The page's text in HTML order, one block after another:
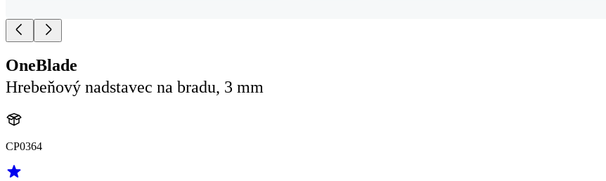
OneBlade
Hrebeňový nadstavec na bradu, 3 mm
CP0364